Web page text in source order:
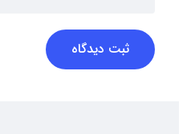
ثبت دیدگاه